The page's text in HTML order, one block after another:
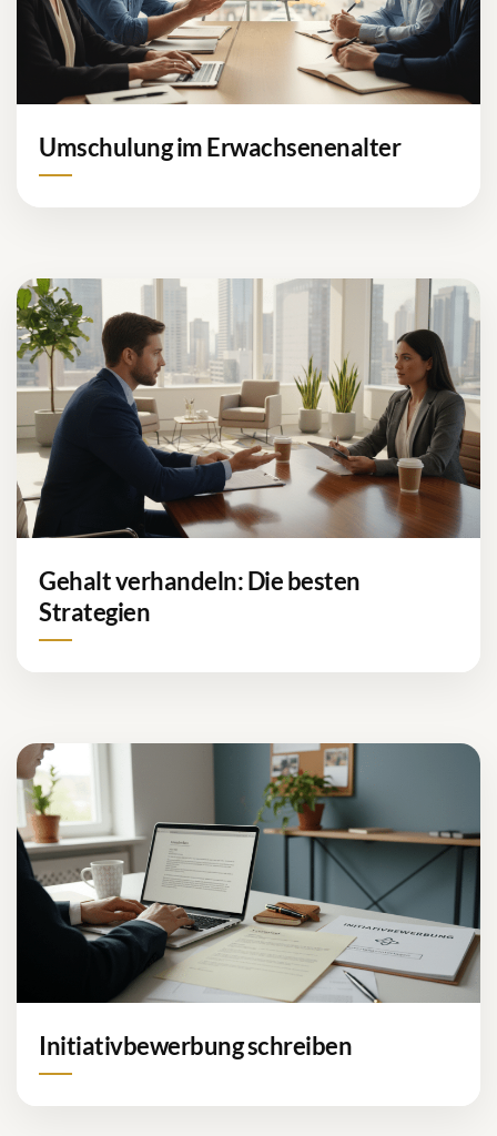
Umschulung im Erwachsenenalter
Gehalt verhandeln: Die besten
Strategien
Initiativbewerbung schreiben